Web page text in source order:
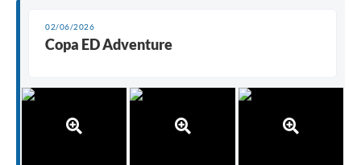
02/06/2026
Copa ED Adventure